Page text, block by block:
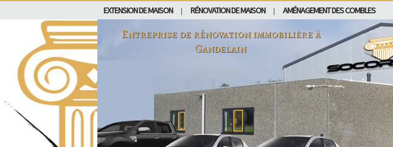
EXTENSION DE MAISON RÉNOVATION DE MAISON AMÉNAGEMENT DES COMBLES
Entreprise de rénovation immobilière à
Gandelain